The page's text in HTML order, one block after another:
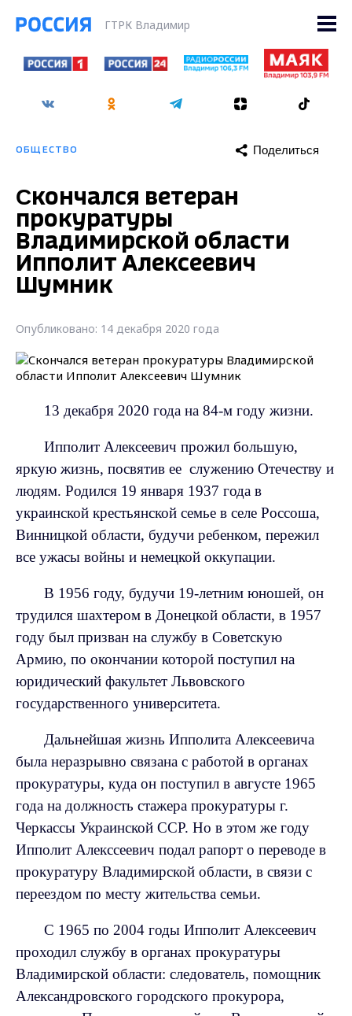
ГТРК Владимир
ОБЩЕСТВО Поделиться
Cкончался ветеран
прокуратуры
Владимирской области
Ипполит Алексеевич
Шумник
Опубликовано: 14 декабря 2020 года
13 декабря 2020 года на 84-м году жизни.
Ипполит Алексеевич прожил большую,
яркую жизнь, посвятив ее служению Отечеству и
людям. Родился 19 января 1937 года в
украинской крестьянской семье в селе Россоша,
Винницкой области, будучи ребенком, пережил
все ужасы войны и немецкой оккупации.
В 1956 году, будучи 19-летним юношей, он
трудился шахтером в Донецкой области, в 1957
году был призван на службу в Советскую
Армию, по окончании которой поступил на
юридический факультет Львовского
государственного университета.
Дальнейшая жизнь Ипполита Алексеевича
была неразрывно связана с работой в органах
прокуратуры, куда он поступил в августе 1965
года на должность стажера прокуратуры г.
Черкассы Украинской ССР. Но в этом же году
Ипполит Алекссеевич подал рапорт о переводе в
прокуратуру Владимирской области, в связи с
переездом по месту жительства семьи.
С 1965 по 2004 годы Ипполит Алексеевич
проходил службу в органах прокуратуры
Владимирской области: следователь, помощник
Александровского городского прокурора,